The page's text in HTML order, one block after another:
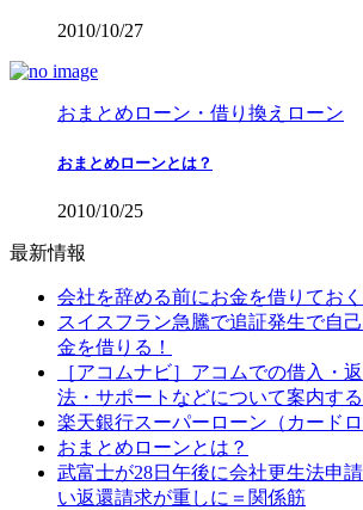
2010/10/27
おまとめローン・借り換えローン
おまとめローンとは？
2010/10/25
最新情報
会社を辞める前にお金を借りてお
スイスフラン急騰で追証発生で自
金を借りる！
［アコムナビ］アコムでの借入・
法・サポートなどについて案内す
楽天銀行スーパーローン（カードロ
おまとめローンとは？
武富士が28日午後に会社更生法申
い返還請求が重しに＝関係筋